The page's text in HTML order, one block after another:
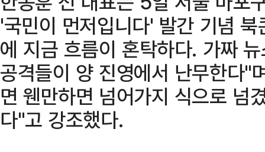
'국민이 먼저입니다' 발간 기념
에 지금 흐름이 혼탁하다. 가짜
공격들이 양 진영에서 난무한다"
면 웬만하면 넘어가지 식으로 넘
다"고 강조했다.